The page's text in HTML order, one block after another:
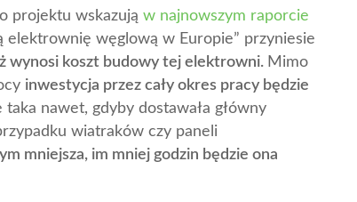
projektu wskazują w najnowszym raporcie
elektrownię węglową w Europie” przyniesie
wynosi koszt budowy tej elektrowni. Mimo
inwestycja przez cały okres pracy będzie
taka nawet, gdyby dostawała główny
wiatraków czy paneli
mniejsza, im mniej godzin będzie ona